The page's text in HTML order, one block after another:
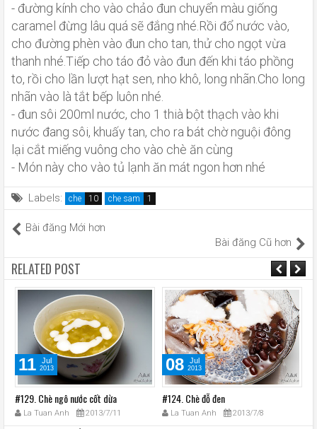
- đường kính cho vào chảo đun chuyển màu giống
caramel đừng lâu quá sẽ đắng nhé.Rồi đổ nước vào,
cho đường phèn vào đun cho tan, thử cho ngọt vừa
thanh nhé.Tiếp cho táo đỏ vào đun đến khi táo phồng
to, rồi cho lần lượt hạt sen, nho khô, long nhãn.Cho long
nhãn vào là tắt bếp luôn nhé.
- đun sôi 200ml nước, cho 1 thià bột thạch vào khi
nước đang sôi, khuấy tan, cho ra bát chờ nguội đông
lại cắt miếng vuông cho vào chè ăn cùng
- Món này cho vào tủ lạnh ăn mát ngon hơn nhé
Labels: che che sam
Bài đăng Mới hơn
Bài đăng Cũ hơn
RELATED POST
11 Jul
2013
#129. Chè ngô nước cốt dừa
La Tuan Anh 2013/7/11
08 Jul
2013
#124. Chè đỗ đen
La Tuan Anh 2013/7/8